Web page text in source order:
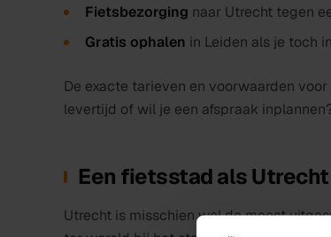
Fietsbezorging naar Utrecht tegen
Gratis ophalen in Leiden als je toch
De exacte tarieven en voorwaarden
levertijd of wil je een afspraak
Een fietsstad als
Utrecht is misschien wel de meest